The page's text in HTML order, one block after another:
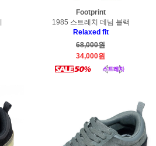
Footprint
1985 스트레치 데님 블랙
Relaxed fit
68,000원
34,000원